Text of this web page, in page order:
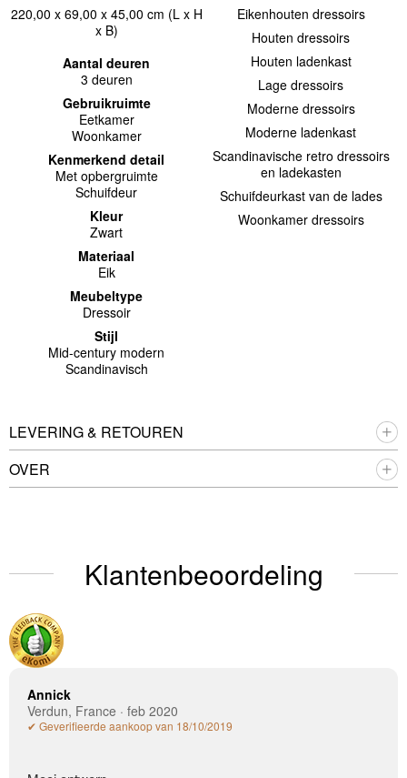
220,00 x 69,00 x 45,00 cm (L x H
x B)
Aantal deuren
3 deuren
Gebruikruimte
Eetkamer
Woonkamer
Kenmerkend detail
Met opbergruimte
Schuifdeur
Kleur
Zwart
Materiaal
Eik
Meubeltype
Dressoir
Stijl
Mid-century modern
Scandinavisch
Eikenhouten dressoirs
Houten dressoirs
Houten ladenkast
Lage dressoirs
Moderne dressoirs
Moderne ladenkast
Scandinavische retro dressoirs
en ladekasten
Schuifdeurkast van de lades
Woonkamer dressoirs
LEVERING & RETOUREN
OVER
Klantenbeoordeling
Annick
Verdun, France · feb 2020
✔ Geverifieerde aankoop van 18/10/2019